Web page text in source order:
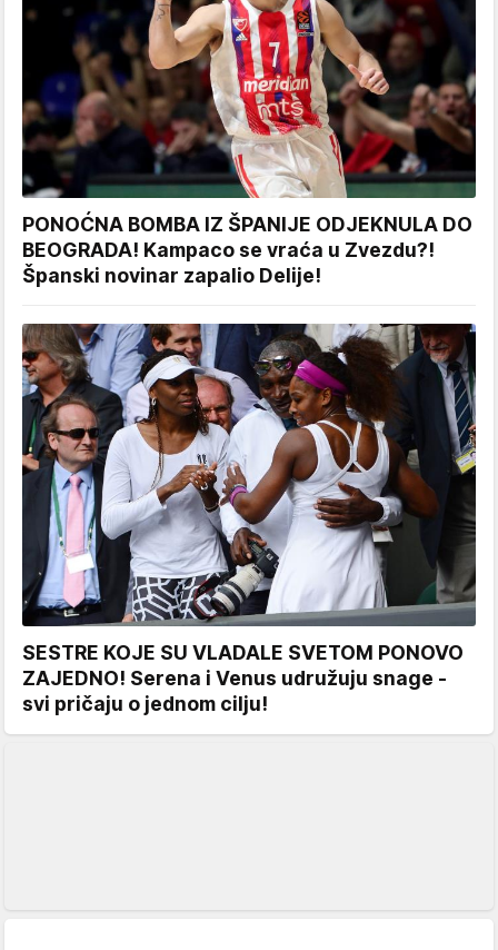
PONOĆNA BOMBA IZ ŠPANIJE ODJEKNULA DO
BEOGRADA! Kampaco se vraća u Zvezdu?!
Španski novinar zapalio Delije!
SESTRE KOJE SU VLADALE SVETOM PONOVO
ZAJEDNO! Serena i Venus udružuju snage -
svi pričaju o jednom cilju!